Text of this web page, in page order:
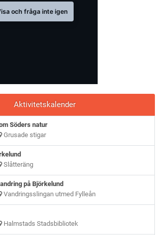
och fråga inte igen
Aktivitetskalender
Söders natur
Grusade stigar
Slåtteräng
på Björkelund
Vandringsslingan utmed Fylleån
Halmstads Stadsbibliotek